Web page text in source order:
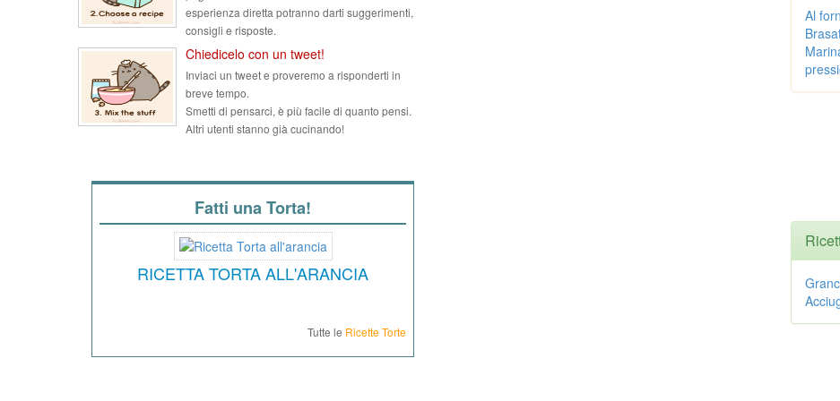
esperienza diretta potranno darti suggerimenti,
consigli e risposte.
Chiedicelo con un tweet!
Inviaci un tweet e proveremo a risponderti in
breve tempo.
Smetti di pensarci, è più facile di quanto pensi.
Altri utenti stanno già cucinando!
Fatti una Torta!
RICETTA TORTA ALL'ARANCIA
Tutte le Ricette Torte
Al